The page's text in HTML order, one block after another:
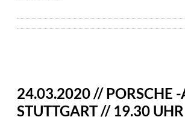
24.03.2020 // PORSCHE
STUTTGART // 19.30 UHR